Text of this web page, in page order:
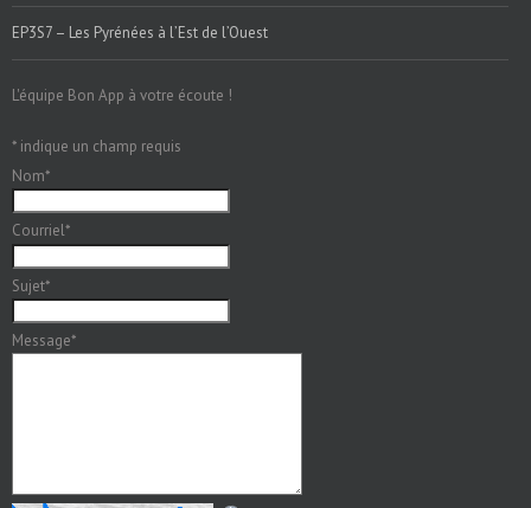
EP3S7 – Les Pyrénées à l’Est de l’Ouest
L'équipe Bon App à votre écoute !
* indique un champ requis
Nom*
Courriel*
Sujet*
Message*